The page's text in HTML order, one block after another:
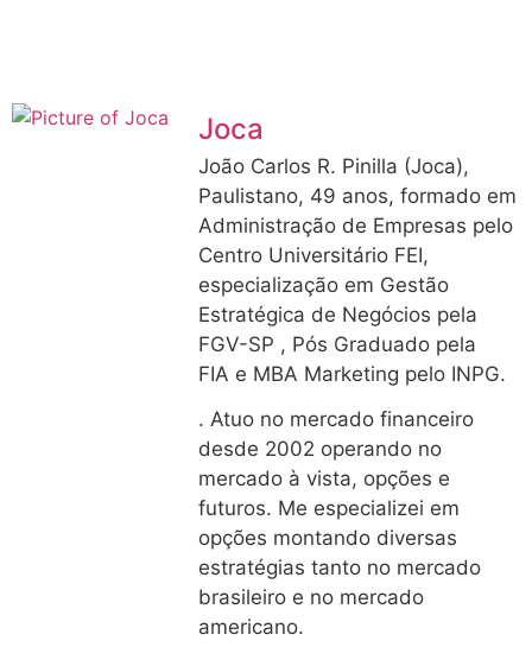
Joca
João Carlos R. Pinilla (Joca),
Paulistano, 49 anos, formado em
Administração de Empresas pelo
Centro Universitário FEI,
especialização em Gestão
Estratégica de Negócios pela
FGV-SP , Pós Graduado pela
FIA e MBA Marketing pelo INPG.
. Atuo no mercado financeiro
desde 2002 operando no
mercado à vista, opções e
futuros. Me especializei em
opções montando diversas
estratégias tanto no mercado
brasileiro e no mercado
americano.